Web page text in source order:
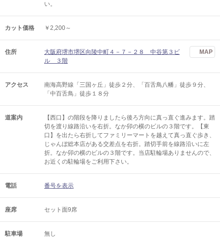
い。
カット価格 ￥2,200～
住所
大阪府堺市堺区向陵中町４－７－２８ 中谷第３ビ
ル ３階
MAP
アクセス
南海高野線「三国ヶ丘」徒歩２分、「百舌鳥八幡」徒歩９分、
「中百舌鳥」徒歩１８分
道案内
【西口】の階段を降りましたら後ろ方向に真っ直ぐ進みます。踏
切を渡り線路沿いを右折。なか卯の横のビルの３階です。【東
口】を出たら右折してファミリーマートを越えて真っ直ぐ歩き、
じゃんぼ総本店がある交差点を右折。踏切手前を線路沿いに左
折。なか卯の横のビルの３階です。当店駐輪場ありませんので、
お近くの駐輪場をご利用下さい。
電話 番号を表示
座席 セット面9席
駐車場 無し